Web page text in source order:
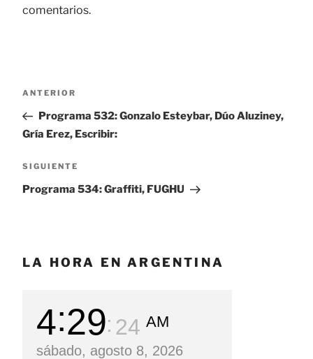
comentarios.
Navegación
entradas
Entrada
anterior:
ANTERIOR
Programa 532: Gonzalo Esteybar, Dúo Aluziney,
Gría Erez, Escribir:
Siguiente
entrada
SIGUIENTE
Programa 534: Graffiti, FUGHU
LA HORA EN ARGENTINA
4 29 25 AM
sábado, agosto 8, 2026